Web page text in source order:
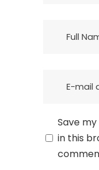
Save
in this